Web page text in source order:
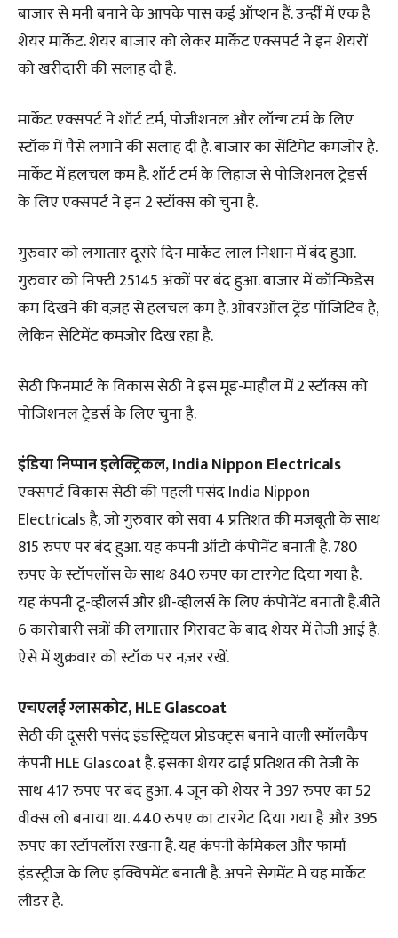
बाजार से मनी बनाने के आपके पास कई ऑप्शन हैं. उन्हींं में एक है
शेयर मार्केट. शेयर बाजार को लेकर मार्केट एक्सपर्ट ने इन शेयरों
को खरीदारी की सलाह दी है.
मार्केट एक्सपर्ट ने शॉर्ट टर्म, पोजीशनल और लॉन्ग टर्म के लिए
स्टॉक में पैसे लगाने की सलाह दी है. बाजार का सेंटिमेंट कमजोर है.
मार्केट में हलचल कम है. शॉर्ट टर्म के लिहाज से पोजिशनल ट्रेडर्स
के लिए एक्सपर्ट ने इन 2 स्टॉक्स को चुना है.
गुरुवार को लगातार दूसरे दिन मार्केट लाल निशान में बंद हुआ.
गुरुवार को निफ्टी 25145 अंकों पर बंद हुआ. बाजार में कॉन्फिडेंस
कम दिखने की वज़ह से हलचल कम है. ओवरऑल ट्रेंड पॉजिटिव है,
लेकिन सेंटिमेंट कमजोर दिख रहा है.
सेठी फिनमार्ट के विकास सेठी ने इस मूड-माहौल में 2 स्टॉक्स को
पोजिशनल ट्रेडर्स के लिए चुना है.
इंडिया निप्पान इलेक्ट्रिकल, India Nippon Electricals
एक्सपर्ट विकास सेठी की पहली पसंद India Nippon
Electricals है, जो गुरुवार को सवा 4 प्रतिशत की मजबूती के साथ
815 रुपए पर बंद हुआ. यह कंपनी ऑटो कंपोनेंट बनाती है. 780
रुपए के स्टॉपलॉस के साथ 840 रुपए का टारगेट दिया गया है.
यह कंपनी टू-व्हीलर्स और थ्री-व्हीलर्स के लिए कंपोनेंट बनाती है.बीते
6 कारोबारी सत्रों की लगातार गिरावट के बाद शेयर में तेजी आई है.
ऐसे में शुक्रवार को स्टॉक पर नज़र रखें.
एचएलई ग्लासकोट, HLE Glascoat
सेठी की दूसरी पसंद इंडस्ट्रियल प्रोडक्ट्स बनाने वाली स्मॉलकैप
कंपनी HLE Glascoat है. इसका शेयर ढाई प्रतिशत की तेजी के
साथ 417 रुपए पर बंद हुआ. 4 जून को शेयर ने 397 रुपए का 52
वीक्स लो बनाया था. 440 रुपए का टारगेट दिया गया है और 395
रुपए का स्टॉपलॉस रखना है. यह कंपनी केमिकल और फार्मा
इंडस्ट्रीज के लिए इक्विपमेंट बनाती है. अपने सेगमेंट में यह मार्केट
लीडर है.